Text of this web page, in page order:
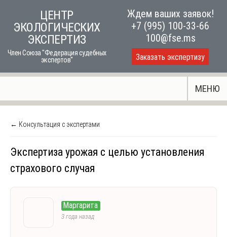
content
ЦЕНТР
ЭКОЛОГИЧЕСКИХ
ЭКСПЕРТИЗ
Член Союза "Федерация судебных
экспертов"
Ждем ваших заявок!
+7 (995) 100-33-66
100@fse.ms
Заказать экспертизу
МЕНЮ
← Консультация с экспертами
Экспертиза урожая с целью установления
страхового случая
Маргарита
3 года назад